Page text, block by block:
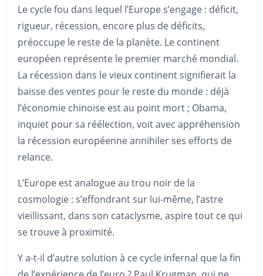
Le cycle fou dans lequel l’Europe s’engage : déficit,
rigueur, récession, encore plus de déficits,
préoccupe le reste de la planète. Le continent
européen représente le premier marché mondial.
La récession dans le vieux continent signifierait la
baisse des ventes pour le reste du monde : déjà
l’économie chinoise est au point mort ; Obama,
inquiet pour sa réélection, voit avec appréhension
la récession européenne annihiler ses efforts de
relance.
L’Europe est analogue au trou noir de la
cosmologie : s’effondrant sur lui-même, l’astre
vieillissant, dans son cataclysme, aspire tout ce qui
se trouve à proximité.
Y a-t-il d’autre solution à ce cycle infernal que la fin